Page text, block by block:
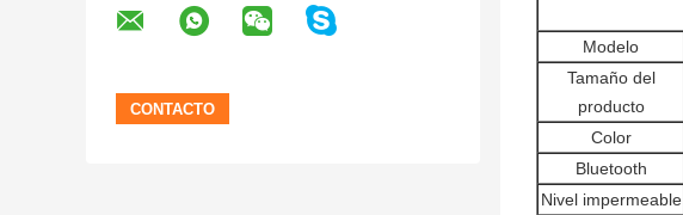
Modelo
Tamaño del
producto
Color
Bluetooth
Nivel impermeable